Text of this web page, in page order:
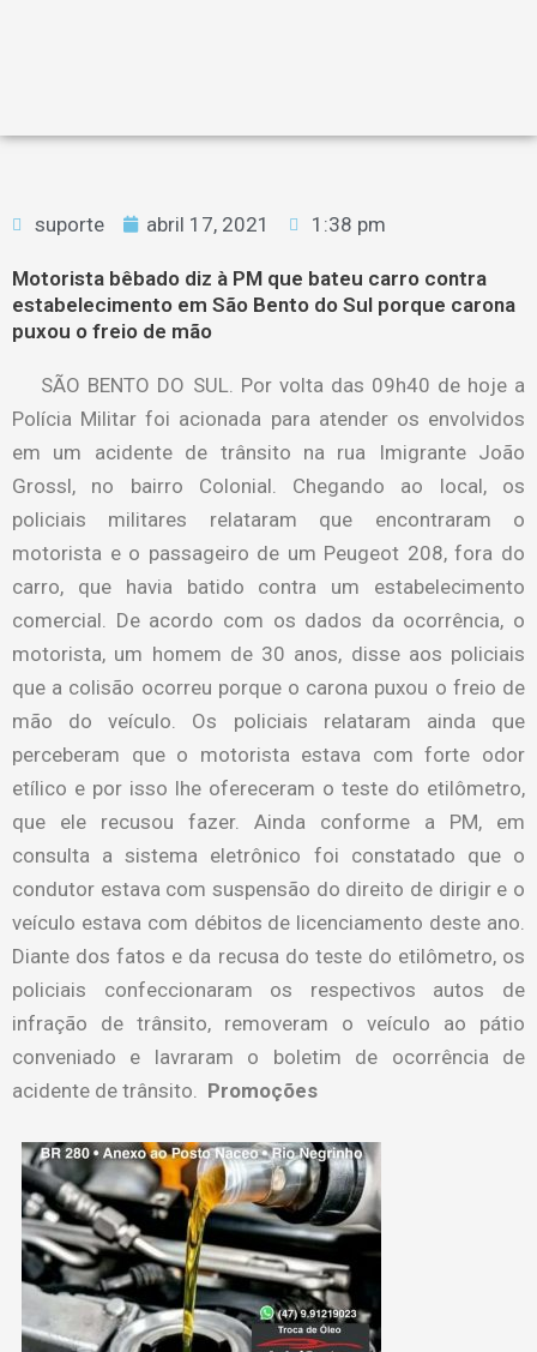
suporte abril 17, 2021 1:38 pm
Motorista bêbado diz à PM que bateu carro contra
estabelecimento em São Bento do Sul porque carona
puxou o freio de mão
SÃO BENTO DO SUL. Por volta das 09h40 de hoje a
Polícia Militar foi acionada para atender os envolvidos
em um acidente de trânsito na rua Imigrante João
Grossl, no bairro Colonial. Chegando ao local, os
policiais militares relataram que encontraram o
motorista e o passageiro de um Peugeot 208, fora do
carro, que havia batido contra um estabelecimento
comercial. De acordo com os dados da ocorrência, o
motorista, um homem de 30 anos, disse aos policiais
que a colisão ocorreu porque o carona puxou o freio de
mão do veículo. Os policiais relataram ainda que
perceberam que o motorista estava com forte odor
etílico e por isso lhe ofereceram o teste do etilômetro,
que ele recusou fazer. Ainda conforme a PM, em
consulta a sistema eletrônico foi constatado que o
condutor estava com suspensão do direito de dirigir e o
veículo estava com débitos de licenciamento deste ano.
Diante dos fatos e da recusa do teste do etilômetro, os
policiais confeccionaram os respectivos autos de
infração de trânsito, removeram o veículo ao pátio
conveniado e lavraram o boletim de ocorrência de
acidente de trânsito.
Promoções